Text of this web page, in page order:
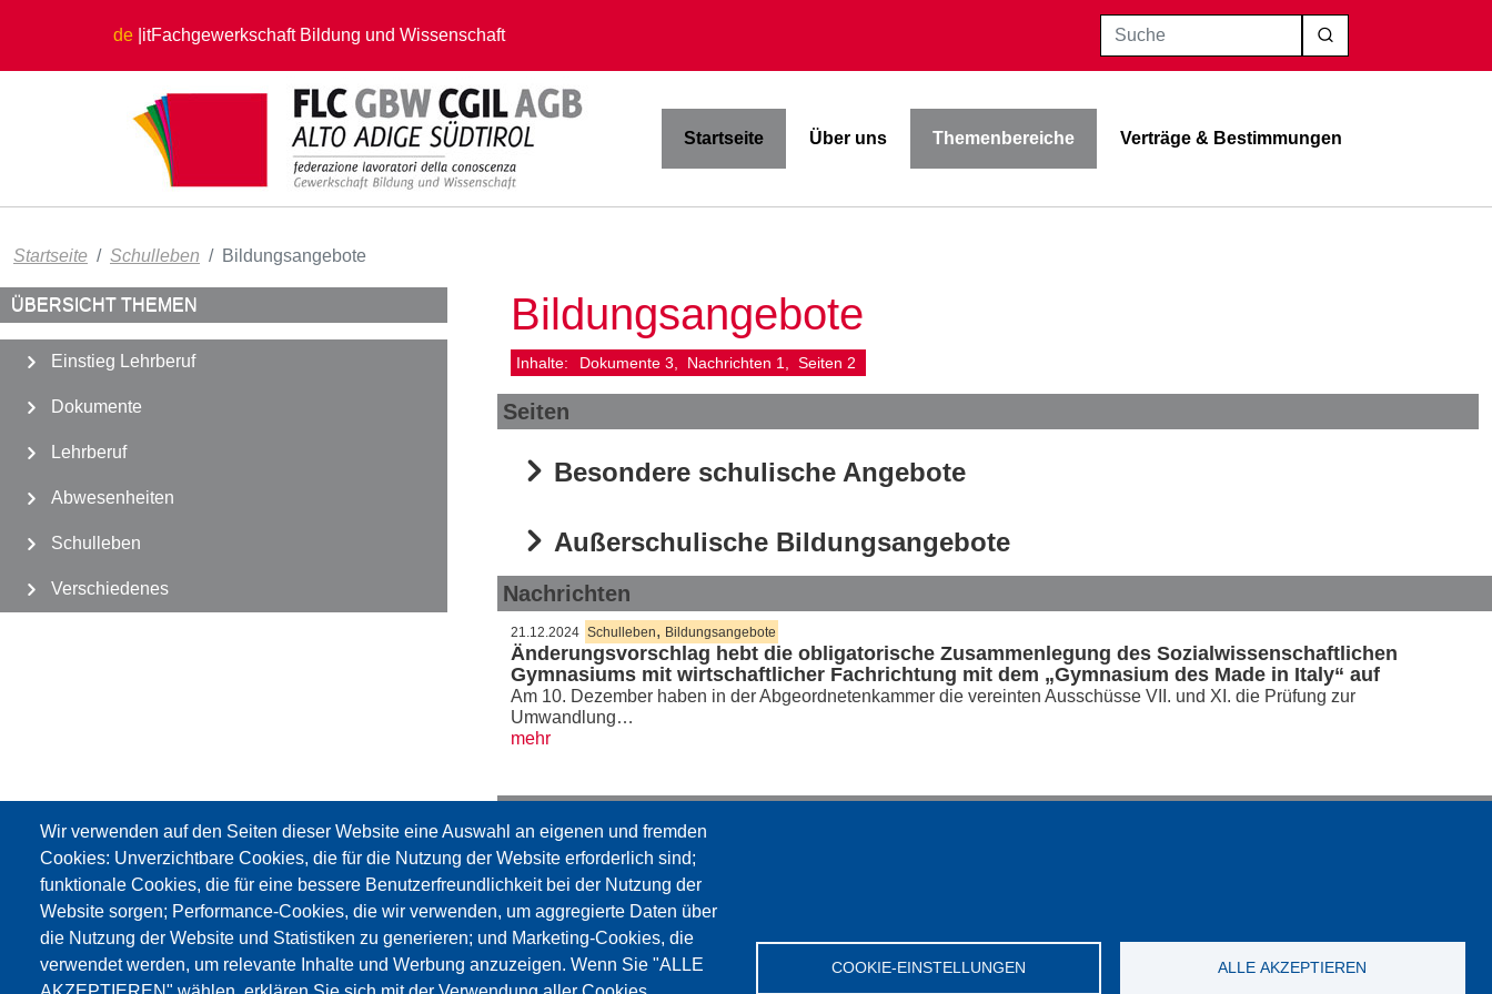
de itFachgewerkschaft Bildung und Wissenschaft
Wir verwenden auf den Seiten dieser Website eine Auswahl an eigenen und fremden
Cookies: Unverzichtbare Cookies, die für die Nutzung der Website erforderlich sind;
funktionale Cookies, die für eine bessere Benutzerfreundlichkeit bei der Nutzung der
Website sorgen; Performance-Cookies, die wir verwenden, um aggregierte Daten über
die Nutzung der Website und Statistiken zu generieren; und Marketing-Cookies, die
verwendet werden, um relevante Inhalte und Werbung anzuzeigen. Wenn Sie "ALLE
COOKIE-EINSTELLUNGEN ALLE AKZEPTIEREN
Suche
Startseite Über uns Themenbereiche Verträge & Bestimmungen
Startseite Schulleben Bildungsangebote
Bildungsangebote
Inhalte: Dokumente 3 Nachrichten 1 Seiten 2
Seiten
Besondere schulische Angebote
Außerschulische Bildungsangebote
Nachrichten
21.12.2024 Schulleben, Bildungsangebote
Änderungsvorschlag hebt die obligatorische Zusammenlegung des Sozialwissenschaftlichen
Gymnasiums mit wirtschaftlicher Fachrichtung mit dem „Gymnasium des Made in Italy“ auf
Am 10. Dezember haben in der Abgeordnetenkammer die vereinten Ausschüsse VII. und XI. die Prüfung zur
Umwandlung…
mehr
decreto-ministeriale-95-del-12-febbraio-2020 Spezialisierungslehrgang
Beschluss der Landesregierung Besondere schulische Angebote 2017
Beschluss Anerkennung außerschulischer Bildungsangebote - 2015
ÜBERSICHT THEMEN
Einstieg Lehrberuf
Dokumente
Lehrberuf
Abwesenheiten
Schulleben
Verschiedenes